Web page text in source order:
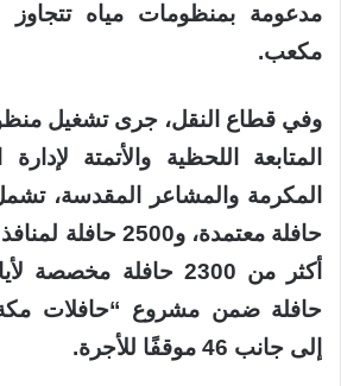
مكعب.
وفي قطاع النقل، جرى تشغيل
المتابعة اللحظية والأتمتة
حافلة معتمدة،
إلى جانب 46 موقفًا للأجرة.